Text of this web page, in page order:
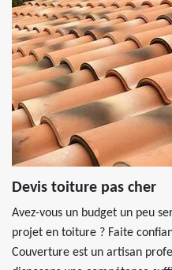
Devis toiture pas cher
Avez-vous un budget un peu
projet en toiture ? Faite
Couverture est un artisan